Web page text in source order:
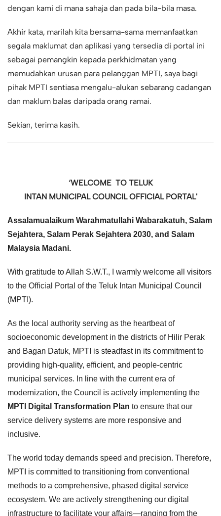
dengan kami di mana sahaja dan pada bila-bila masa.
Akhir kata, marilah kita bersama-sama memanfaatkan
segala maklumat dan aplikasi yang tersedia di portal ini
sebagai pemangkin kepada perkhidmatan yang
memudahkan urusan para pelanggan MPTI, saya bagi
pihak MPTI sentiasa mengalu-alukan sebarang cadangan
dan maklum balas daripada orang ramai.
Sekian, terima kasih.
‘WELCOME TO TELUK
INTAN MUNICIPAL COUNCIL OFFICIAL PORTAL'
Assalamualaikum Warahmatullahi Wabarakatuh, Salam
Sejahtera, Salam Perak Sejahtera 2030, and Salam
Malaysia Madani.
With gratitude to Allah S.W.T., I warmly welcome all visitors
to the Official Portal of the Teluk Intan Municipal Council
(MPTI).
As the local authority serving as the heartbeat of
socioeconomic development in the districts of Hilir Perak
and Bagan Datuk, MPTI is steadfast in its commitment to
providing high-quality, efficient, and people-centric
municipal services. In line with the current era of
modernization, the Council is actively implementing the
MPTI Digital Transformation Plan to ensure that our
service delivery systems are more responsive and
inclusive.
The world today demands speed and precision. Therefore,
MPTI is committed to transitioning from conventional
methods to a comprehensive, phased digital service
ecosystem. We are actively strengthening our digital
infrastructure to facilitate your affairs—ranging from the